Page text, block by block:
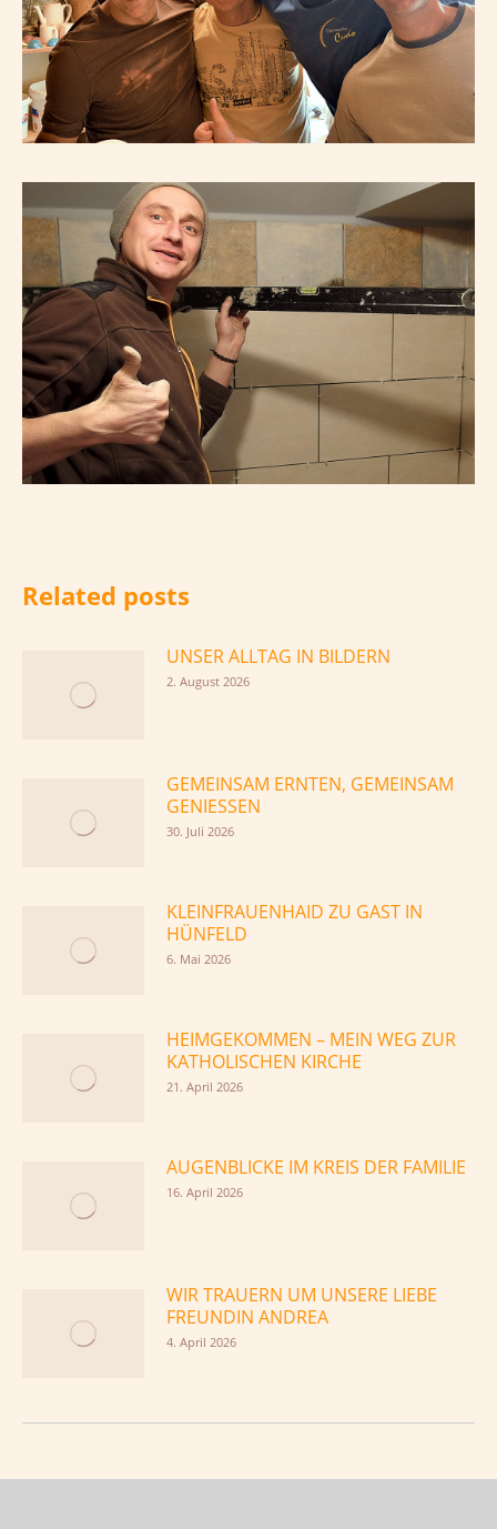
Related posts
UNSER ALLTAG IN BILDERN
2. August 2026
GEMEINSAM ERNTEN, GEMEINSAM
GENIESSEN
30. Juli 2026
KLEINFRAUENHAID ZU GAST IN
HÜNFELD
6. Mai 2026
HEIMGEKOMMEN – MEIN WEG ZUR
KATHOLISCHEN KIRCHE
21. April 2026
AUGENBLICKE IM KREIS DER FAMILIE
16. April 2026
WIR TRAUERN UM UNSERE LIEBE
FREUNDIN ANDREA
4. April 2026